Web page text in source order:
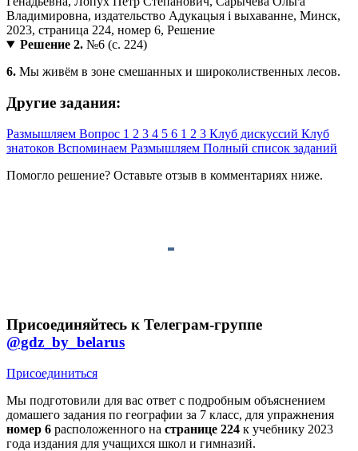
Решение 2.№6 (с. 224)
6. Мы живём в зоне смешанных и широколиственных лесов.
Другие задания:
Размышляем Вопрос 1 2 3 4 5 6 1 2 3 Клуб дискуссий Клуб
знатоков Вспоминаем Размышляем Полный список заданий
Помогло решение? Оставьте отзыв в комментариях ниже.
Присоединяйтесь к Телеграм-группе
@gdz_by_belarus
Присоединиться
Мы подготовили для вас ответ c подробным объяснением
домашего задания по географии за 7 класс, для упражнения
номер 6 расположенного на странице 224 к учебнику 2023
года издания для учащихся школ и гимназий.